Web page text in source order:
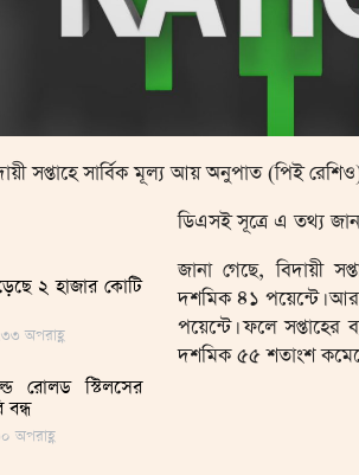
সপ্তাহে সার্বিক মূল্য আয় অনুপাত (পিই
২ হাজার কোটি
অপরাহ্ণ
স্টিলসের
অপরাহ্ণ
ডিএসই সূত্রে এ তথ্য
জানা গেছে, বিদায়ী
দশমিক ৪১ পয়েন্টে।
পয়েন্টে। ফলে
দশমিক ৫৫ শতাংশ